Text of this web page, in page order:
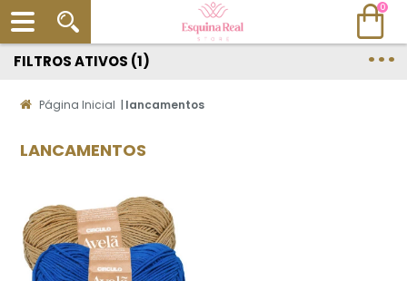
0
Página Inicial | lancamentos
FILTROS ATIVOS (1)
LANCAMENTOS